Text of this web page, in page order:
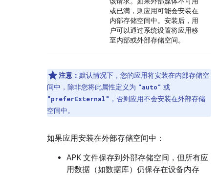
或已满，则应用可能会安装在
内部存储空间中。安装后，用
户可以通过系统设置将应用移
至内部或外部存储空间。
注意： 默认情况下，您的应用将安装在内部存储空
间中，除非您将此属性定义为 "auto" 或
"preferExternal" ，否则应用不会安装在外部存储
空间中。
如果应用安装在外部存储空间中：
APK 文件保存到外部存储空间，但所有应
用数据（如数据库）仍保存在设备内存